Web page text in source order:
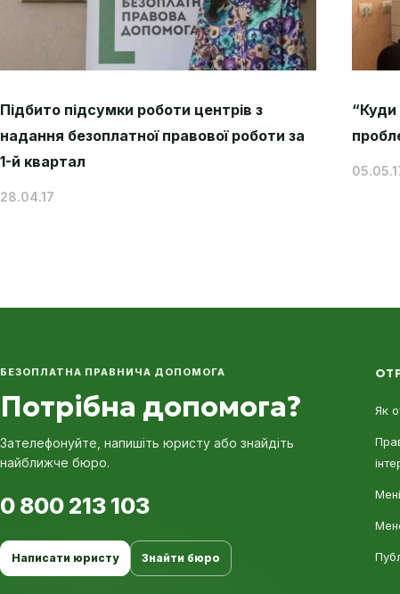
Підбито підсумки роботи центрів з
надання безоплатної правової роботи за
1-й квартал
28.04.17
БЕЗОПЛАТНА ПРАВНИЧА ДОПОМОГА
Потрібна допомога?
Зателефонуйте, напишіть юристу або знайдіть
найближче бюро.
0 800 213 103
Написати юристу Знайти бюро
Як